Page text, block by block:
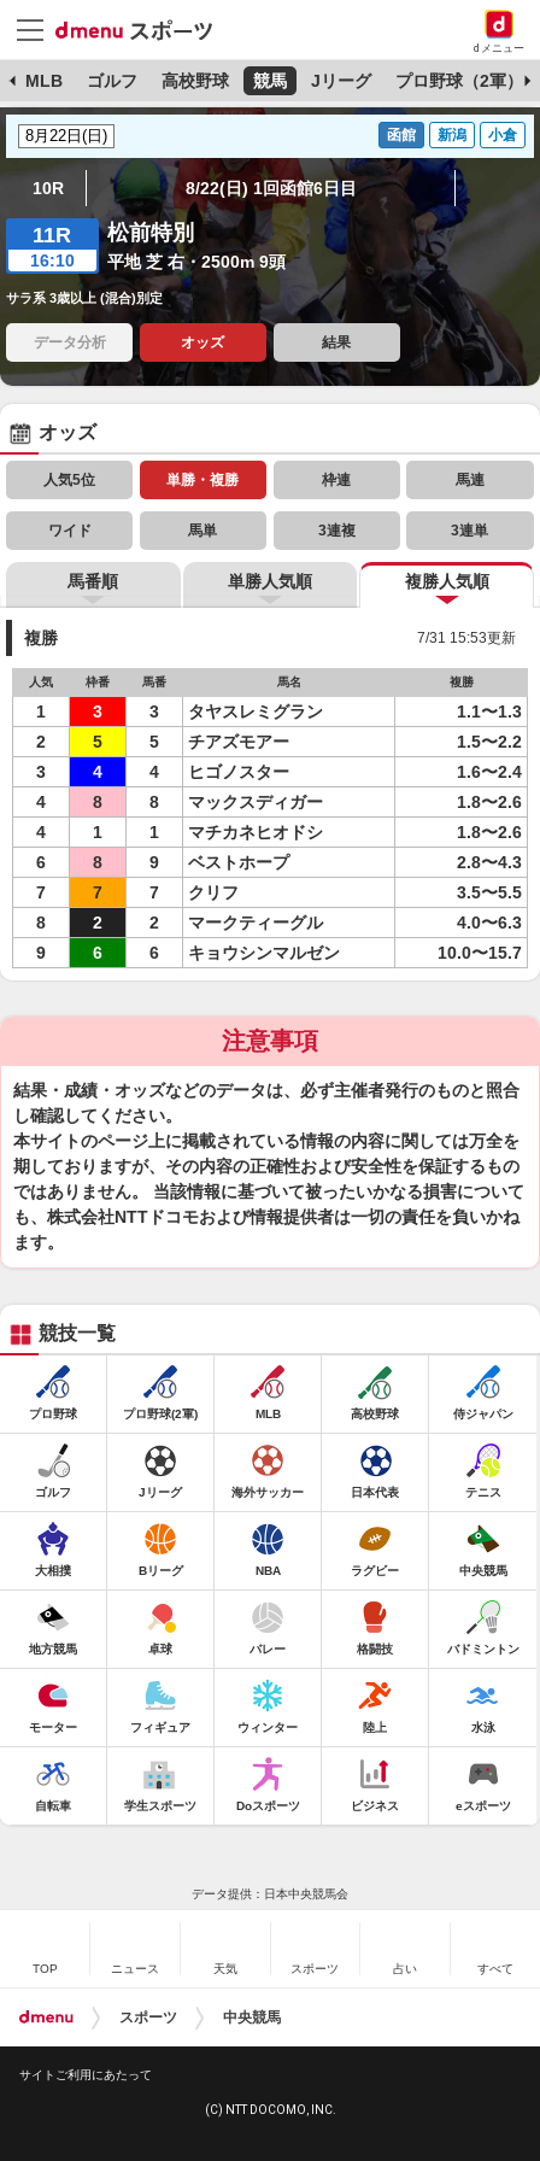
dメニュー
MLB ゴルフ 高校野球 競馬 Jリーグ プロ野球（2軍）
函館 新潟 小倉
10R 8/22(日) 1回函館6日目
11R
16:10
松前特別
平地 芝 右・2500m 9頭
サラ系 3歳以上 (混合)別定
データ分析 オッズ 結果
オッズ
人気5位 単勝・複勝 枠連 馬連
ワイド 馬単 3連複 3連単
馬番順 単勝人気順 複勝人気順
複勝 7/31 15:53更新
人気 枠番 馬番 馬名 複勝
1 3 3 タヤスレミグラン
1.1〜1.3
2
5 5 チアズモアー
1.5〜2.2
3
4 4 ヒゴノスター
1.6〜2.4
4
8 8 マックスディガー
1.8〜2.6
4
1 1 マチカネヒオドシ
1.8〜2.6
6
8 9 ベストホープ
2.8〜4.3
7
7 7 クリフ
3.5〜5.5
8
2 2 マークティーグル
4.0〜6.3
9
6 6 キョウシンマルゼン 10.0〜15.7
注意事項
結果・成績・オッズなどのデータは、必ず主催者発行のものと照合
し確認してください。
本サイトのページ上に掲載されている情報の内容に関しては万全を
期しておりますが、その内容の正確性および安全性を保証するもの
ではありません。 当該情報に基づいて被ったいかなる損害について
も、株式会社NTTドコモおよび情報提供者は一切の責任を負いかね
ます。
競技一覧
プロ野球 プロ野球(2軍) MLB 高校野球 侍ジャパン
ゴルフ Jリーグ 海外サッカー 日本代表 テニス
大相撲 Bリーグ NBA ラグビー 中央競馬
地方競馬 卓球 バレー 格闘技 バドミントン
モーター フィギュア ウィンター 陸上 水泳
自転車 学生スポーツ Doスポーツ ビジネス eスポーツ
データ提供：日本中央競馬会
TOP ニュース 天気 スポーツ 占い すべて
スポーツ 中央競馬
サイトご利用にあたって
(C) NTT DOCOMO, INC.